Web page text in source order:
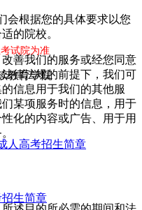
会根据您的具体要求以您
的院校。
善我们的服务或经您同意
律法规的前提下，我们可
信息用于我们的其他服
某项服务时的信息，用于
化的内容或广告、用于用
试院为准
教育学院
人高考招生简章
生简章